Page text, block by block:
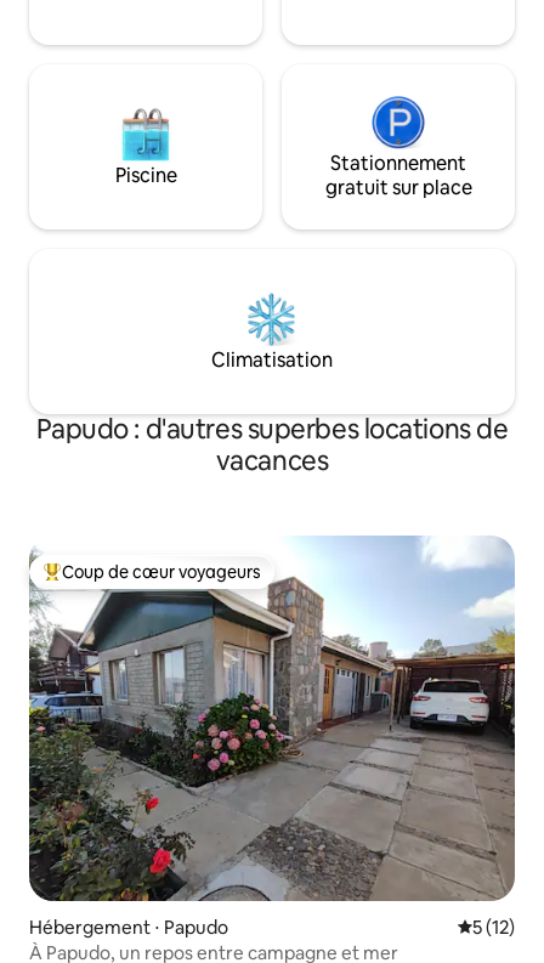
Piscine
Stationnement
gratuit sur place
Climatisation
Papudo : d'autres superbes locations de
vacances
Coups de cœur voyageurs les plus appréciés
Coup de cœur voyageurs
Hébergement ⋅ Papudo
5 (12)
À Papudo, un repos entre campagne et mer